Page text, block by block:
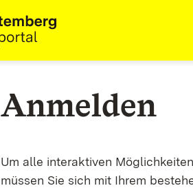
Anmelden
Um alle interaktiven
müssen Sie sich mit Ihrem